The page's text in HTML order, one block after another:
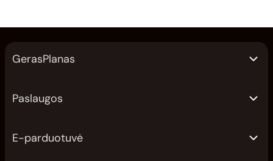
GerasPlanas
Paslaugos
E-parduotuvė